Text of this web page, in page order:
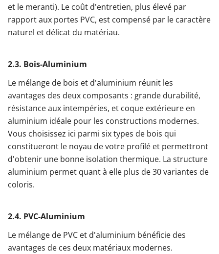
et le meranti). Le coût d'entretien, plus élevé par
rapport aux portes PVC, est compensé par le caractère
naturel et délicat du matériau.
2.3. Bois-Aluminium
Le mélange de bois et d'aluminium réunit les
avantages des deux composants : grande durabilité,
résistance aux intempéries, et coque extérieure en
aluminium idéale pour les constructions modernes.
Vous choisissez ici parmi six types de bois qui
constitueront le noyau de votre profilé et permettront
d'obtenir une bonne isolation thermique. La structure
aluminium permet quant à elle plus de 30 variantes de
coloris.
2.4. PVC-Aluminium
Le mélange de PVC et d'aluminium bénéficie des
avantages de ces deux matériaux modernes.